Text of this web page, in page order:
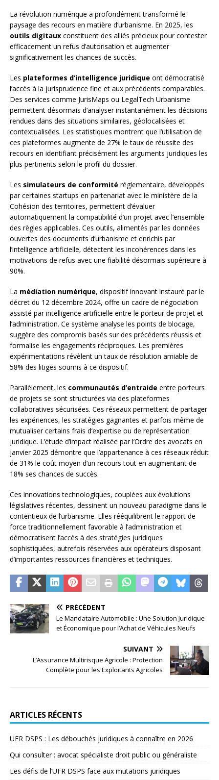
La révolution numérique a profondément transformé le
paysage des recours en matière d’urbanisme. En 2025, les
outils digitaux constituent des alliés précieux pour contester
efficacement un refus d’autorisation et augmenter
significativement les chances de succès.
Les plateformes d’intelligence juridique ont démocratisé
l’accès à la jurisprudence fine et aux précédents comparables.
Des services comme JurisMaps ou LegalTech Urbanisme
permettent désormais d’analyser instantanément les décisions
rendues dans des situations similaires, géolocalisées et
contextualisées. Les statistiques montrent que l’utilisation de
ces plateformes augmente de 27% le taux de réussite des
recours en identifiant précisément les arguments juridiques les
plus pertinents selon le profil du dossier.
Les simulateurs de conformité réglementaire, développés
par certaines startups en partenariat avec le ministère de la
Cohésion des territoires, permettent d’évaluer
automatiquement la compatibilité d’un projet avec l’ensemble
des règles applicables. Ces outils, alimentés par les données
ouvertes des documents d’urbanisme et enrichis par
l’intelligence artificielle, détectent les incohérences dans les
motivations de refus avec une fiabilité désormais supérieure à
90%.
La médiation numérique, dispositif innovant instauré par le
décret du 12 décembre 2024, offre un cadre de négociation
assisté par intelligence artificielle entre le porteur de projet et
l’administration. Ce système analyse les points de blocage,
suggère des compromis basés sur des précédents réussis et
formalise les engagements réciproques. Les premières
expérimentations révèlent un taux de résolution amiable de
58% des litiges soumis à ce dispositif.
Parallèlement, les communautés d’entraide entre porteurs
de projets se sont structurées via des plateformes
collaboratives sécurisées. Ces réseaux permettent de partager
les expériences, les stratégies gagnantes et parfois même de
mutualiser certains frais d’expertise ou de représentation
juridique. L’étude d’impact réalisée par l’Ordre des avocats en
janvier 2025 démontre que l’appartenance à ces réseaux réduit
de 31% le coût moyen d’un recours tout en augmentant de
18% ses chances de succès.
Ces innovations technologiques, couplées aux évolutions
législatives récentes, dessinent un nouveau paradigme dans le
contentieux de l’urbanisme. Elles rééquilibrent le rapport de
force traditionnellement favorable à l’administration et
démocratisent l’accès à des stratégies juridiques
sophistiquées, autrefois réservées aux opérateurs disposant
d’importantes ressources financières et techniques.
PRÉCÉDENT
Le Mandataire Automobile : Une Solution Juridique
et Économique pour l’Achat de Véhicules Neufs
SUIVANT
L’Assurance Multirisque Agricole : Protection
Complète pour les Exploitants Agricoles
ARTICLES RÉCENTS
UFR DSPS : Les débouchés juridiques à connaître en 2026
Qui consulter : avocat spécialiste droit public ou généraliste
Les défis de l’UFR DSPS face aux mutations juridiques